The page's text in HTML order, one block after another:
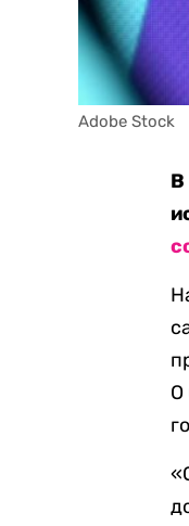
Adobe Stock
В
О